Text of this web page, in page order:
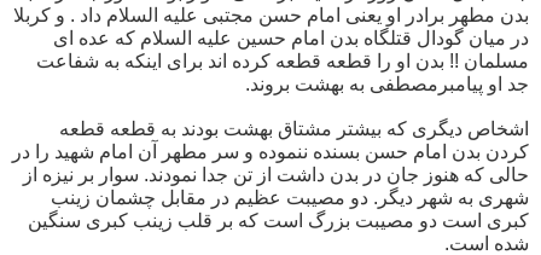
بدن مطهر برادر او یعنی امام حسن مجتبی علیه السلام داد . و کربلا
در میان گودال قتلگاه بدن امام حسین علیه السلام که عده ای
مسلمان !! بدن او را قطعه قطعه کرده اند برای اینکه به شفاعت
جد او پیامبرمصطفی به بهشت بروند.
اشخاص دیگری که بیشتر مشتاق بهشت بودند به قطعه قطعه
کردن بدن امام حسن بسنده ننموده و سر مطهر آن امام شهید را در
حالی که هنوز جان در بدن داشت از تن جدا نمودند. سوار بر نیزه از
شهری به شهر دیگر. دو مصیبت عظیم در مقابل چشمان زینب
کبری است دو مصیبت بزرگ است که بر قلب زینب کبری سنگین
شده است.